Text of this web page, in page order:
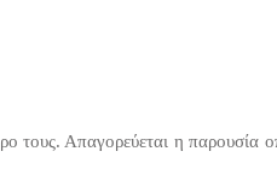
τους. Απαγορεύεται η παρουσία